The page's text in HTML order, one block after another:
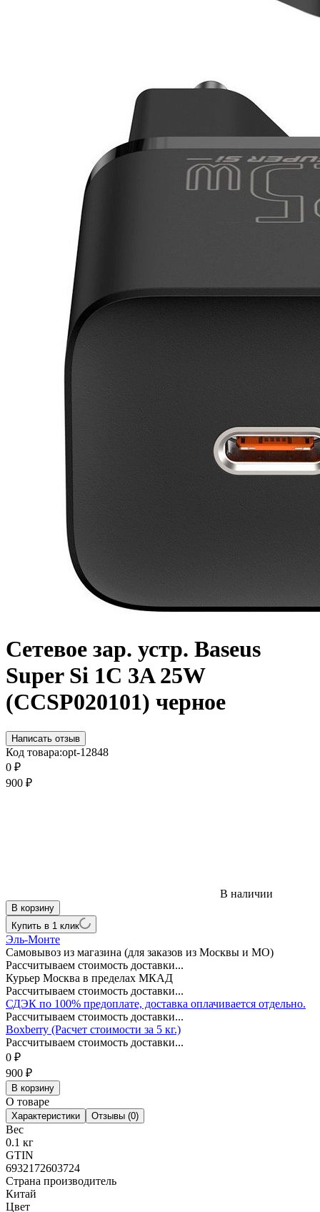
Сетевое зар. устр. Baseus
Super Si 1C 3A 25W
(CCSP020101) черное
Написать отзыв
Код товара:opt-12848
0 ₽
900 ₽
В наличии
В корзину
Купить в 1 клик
Эль-Монте
Самовывоз из магазина (для заказов из Москвы и МО)
Рассчитываем стоимость доставки...
Курьер Москва в пределах МКАД
Рассчитываем стоимость доставки...
СДЭК по 100% предоплате, доставка оплачивается отдельно.
Рассчитываем стоимость доставки...
Boxberry (Расчет стоимости за 5 кг.)
Рассчитываем стоимость доставки...
0 ₽
900 ₽
В корзину
О товаре
Характеристики Отзывы (0)
Вес
0.1 кг
GTIN
6932172603724
Страна производитель
Китай
Цвет